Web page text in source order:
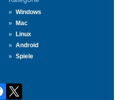
Windows
Mac
Linux
Android
Spiele